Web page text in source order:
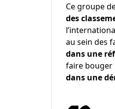
Ce groupe
des
au sein des
dans une
faire bouger
dans une